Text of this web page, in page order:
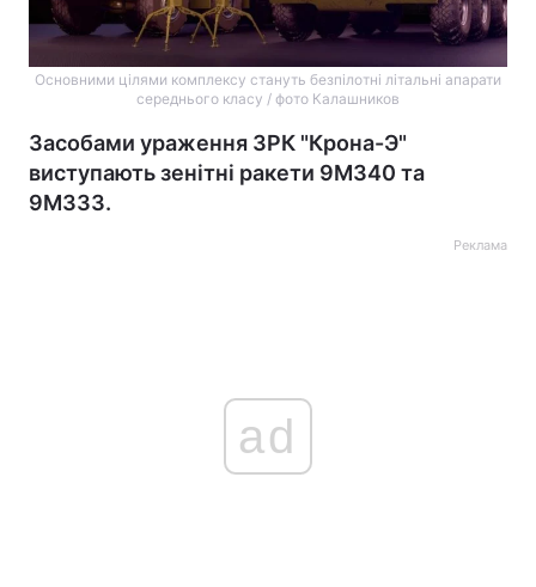
Основними цілями комплексу стануть безпілотні літальні апарати
середнього класу / фото Калашников
Засобами ураження ЗРК "‎Крона-Э"‎
виступають зенітні ракети 9М340 та
9М333.
Реклама
ad